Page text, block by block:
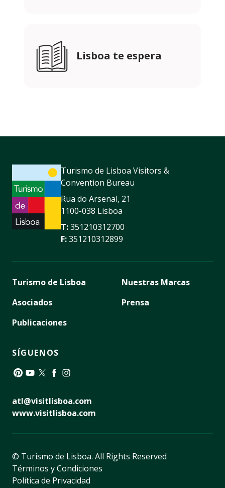
Lisboa te espera
Turismo de Lisboa Visitors &
Convention Bureau
Rua do Arsenal, 21
1100-038 Lisboa
T:351210312700
F:351210312899
Turismo de Lisboa
Asociados
Publicaciones
Nuestras Marcas
Prensa
SÍGUENOS
atl@visitlisboa.com
www.visitlisboa.com
© Turismo de Lisboa. All Rights Reserved
Términos y Condiciones
Política de Privacidad